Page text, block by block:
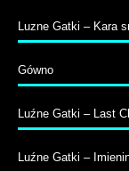
Luzne Gatki – Kara
Gówno
Luźne Gatki – Last
Luźne Gatki –